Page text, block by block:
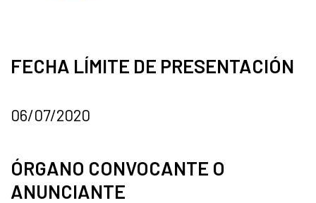
FECHA LÍMITE DE PRESENTACIÓN
06/07/2020
ÓRGANO CONVOCANTE O
ANUNCIANTE